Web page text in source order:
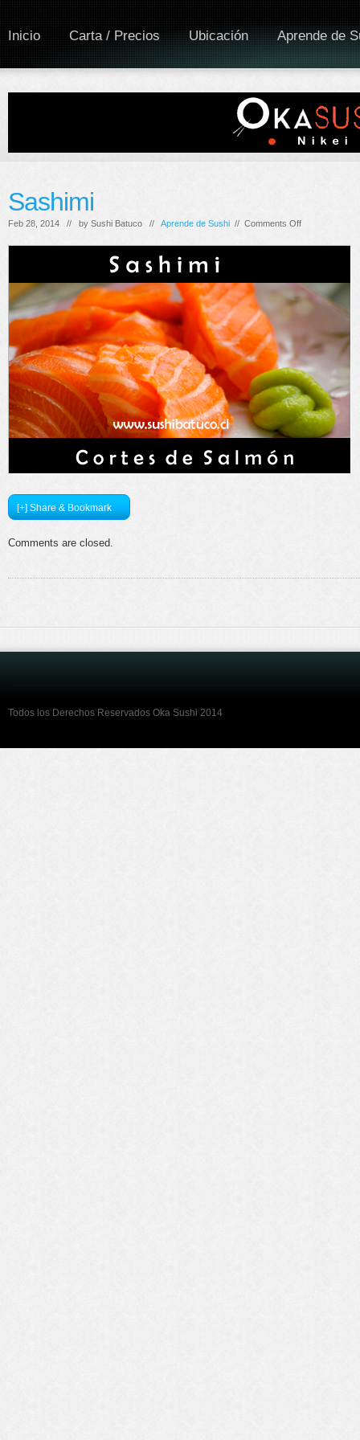
Inicio Carta / Precios Ubicación Aprende de
Sashimi
Feb 28, 2014 // by Sushi Batuco // Aprende de Sushi // Comments Offon
[+] Share & Bookmark
Comments are closed.
Todos los Derechos Reservados Oka Sushi 2014